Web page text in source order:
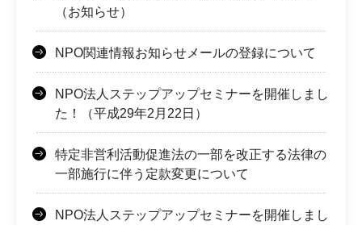
（お知らせ）
NPO関連情報お知らせメールの登録について
NPO法人ステップアップセミナーを開催しまし
た！（平成29年2月22日）
特定非営利活動促進法の一部を改正する法律の
一部施行に伴う定款変更について
NPO法人ステップアップセミナーを開催しまし